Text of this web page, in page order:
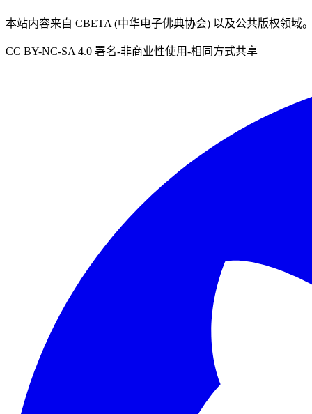
本站内容来自 CBETA (中华电子佛典协会) 以及公共版权领域
CC BY-NC-SA 4.0 署名-非商业性使用-相同方式共享